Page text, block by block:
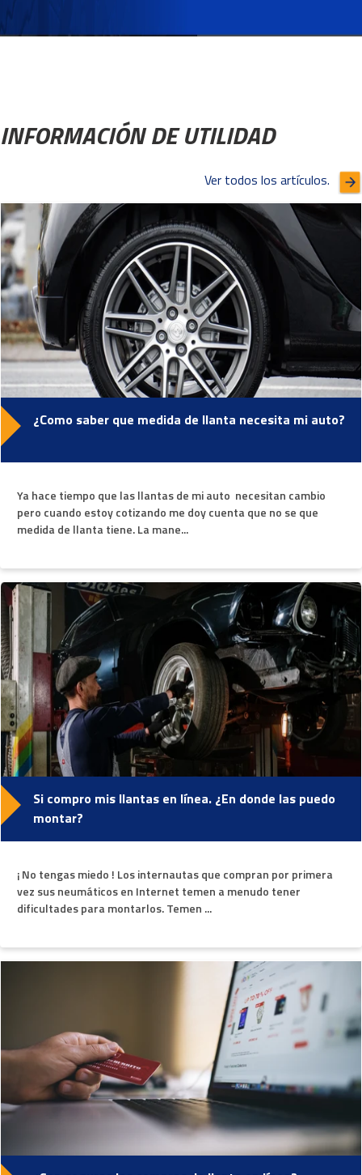
INFORMACIÓN DE UTILIDAD
Ver todos los artículos.
¿Como saber que medida de llanta necesita mi auto?
Ya hace tiempo que las llantas de mi auto necesitan cambio
pero cuando estoy cotizando me doy cuenta que no se que
medida de llanta tiene. La mane...
Si compro mis llantas en línea. ¿En donde las puedo
montar?
¡ No tengas miedo ! Los internautas que compran por primera
vez sus neumáticos en Internet temen a menudo tener
dificultades para montarlos. Temen ...